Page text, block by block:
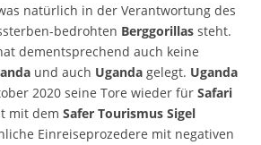
natürlich in der Verantwortung des
bedrohten Berggorillassteht.
dementsprechend auch keine
und auch Ugandagelegt. Uganda
2020 seine Tore wieder für Safari
mit dem Safer Tourismus Sigel
Einreiseprozedere mit negativen